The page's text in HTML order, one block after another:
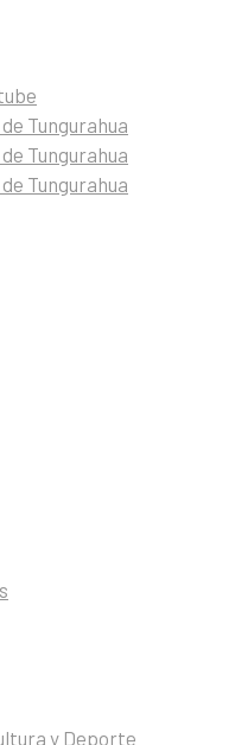
y Deporte